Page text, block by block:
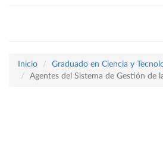
Inicio
Graduado en Ciencia y
Agentes del Sistema de Gestión de